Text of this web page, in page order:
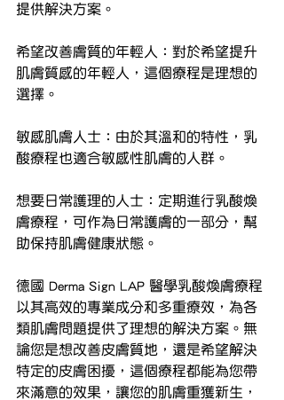
提供解決方案。
希望改善膚質的年輕人：對於希望提升
肌膚質感的年輕人，這個療程是理想的
選擇。
敏感肌膚人士：由於其溫和的特性，乳
酸療程也適合敏感性肌膚的人群。
想要日常護理的人士：定期進行乳酸煥
膚療程，可作為日常護膚的一部分，幫
助保持肌膚健康狀態。
德國 Derma Sign LAP 醫學乳酸煥膚療程
以其高效的專業成分和多重療效，為各
類肌膚問題提供了理想的解決方案。無
論您是想改善皮膚質地，還是希望解決
特定的皮膚困擾，這個療程都能為您帶
來滿意的效果，讓您的肌膚重獲新生，